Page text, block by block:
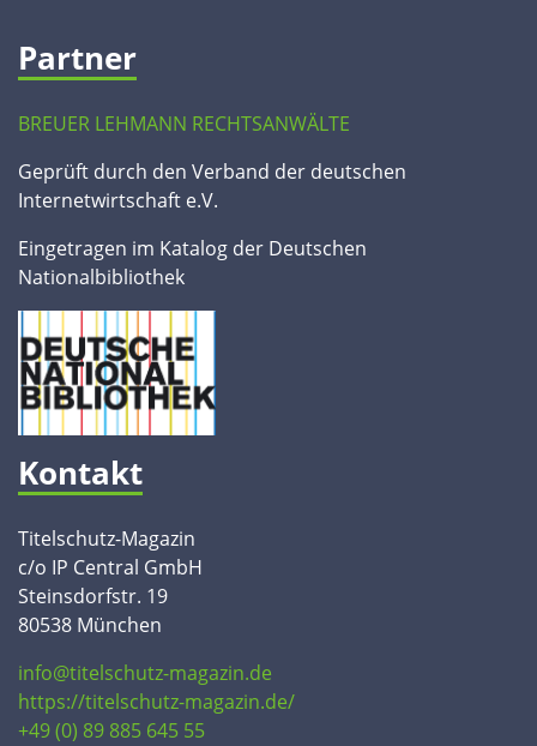
Partner
BREUER LEHMANN RECHTSANWÄLTE
Geprüft durch den Verband der deutschen
Internetwirtschaft e.V.
Eingetragen im Katalog der Deutschen
Nationalbibliothek
Kontakt
Titelschutz-Magazin
c/o IP Central GmbH
Steinsdorfstr. 19
80538 München
info@titelschutz-magazin.de
https://titelschutz-magazin.de/
+49 (0) 89 885 645 55